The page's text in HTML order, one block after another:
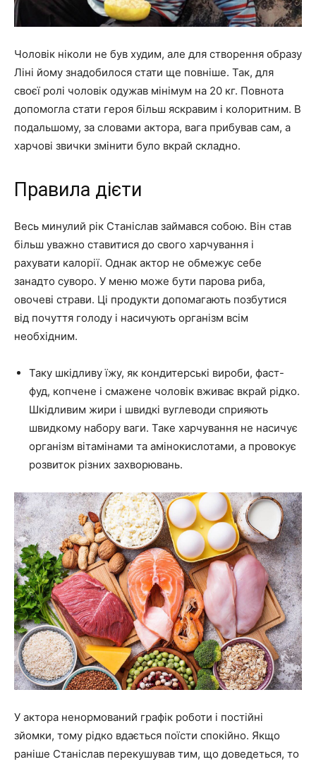
Чоловік ніколи не був худим, але для створення образу
Ліні йому знадобилося стати ще повніше. Так, для
своєї ролі чоловік одужав мінімум на 20 кг. Повнота
допомогла стати героя більш яскравим і колоритним. В
подальшому, за словами актора, вага прибував сам, а
харчові звички змінити було вкрай складно.
Правила дієти
Весь минулий рік Станіслав займався собою. Він став
більш уважно ставитися до свого харчування і
рахувати калорії. Однак актор не обмежує себе
занадто суворо. У меню може бути парова риба,
овочеві страви. Ці продукти допомагають позбутися
від почуття голоду і насичують організм всім
необхідним.
Таку шкідливу їжу, як кондитерські вироби, фаст-
фуд, копчене і смажене чоловік вживає вкрай рідко.
Шкідливим жири і швидкі вуглеводи сприяють
швидкому набору ваги. Таке харчування не насичує
організм вітамінами та амінокислотами, а провокує
розвиток різних захворювань.
У актора ненормований графік роботи і постійні
зйомки, тому рідко вдається поїсти спокійно. Якщо
раніше Станіслав перекушував тим, що доведеться, то